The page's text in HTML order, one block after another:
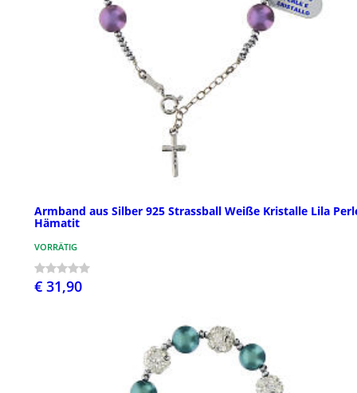
Armband aus Silber 925 Strassball Weiße Kristalle Lila
Hämatit
VORRÄTIG
€ 31,90